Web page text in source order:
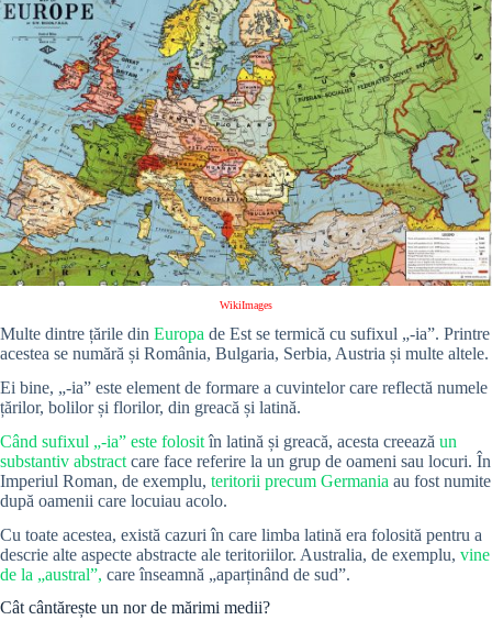
WikiImages
Multe dintre țările din Europa de Est se termică cu sufixul „-ia”. Printre
acestea se numără și România, Bulgaria, Serbia, Austria și multe altele.
Ei bine, „-ia” este element de formare a cuvintelor care reflectă numele
țărilor, bolilor și florilor, din greacă și latină.
Când sufixul „-ia” este folositîn latină și greacă, acesta creează un
substantiv abstract care face referire la un grup de oameni sau locuri. În
Imperiul Roman, de exemplu, teritorii precum Germania au fost numite
după oamenii care locuiau acolo.
Cu toate acestea, există cazuri în care limba latină era folosită pentru a
descrie alte aspecte abstracte ale teritoriilor. Australia, de exemplu, vine
de la „austral”, care înseamnă „aparținând de sud”.
Cât cântărește un nor de mărimi medii?